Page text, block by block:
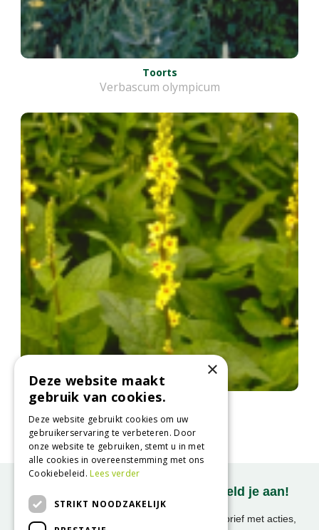
Toorts
Verbascum olympicum
Zwarte toorts
Verbascum nigrum
Onze nieuwsbrief ontvangen? Meld je aan!
Ontvang ongeveer 1x per week onze nieuwsbrief met acties,
×
Deze website maakt
gebruik van cookies.
Deze website gebruikt cookies om uw
gebruikerservaring te verbeteren. Door
onze website te gebruiken, stemt u in met
alle cookies in overeenstemming met ons
Cookiebeleid.Lees verder
STRIKT NOODZAKELIJK